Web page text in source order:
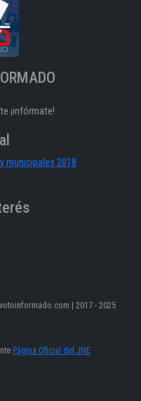
¡infórmate!
municipales 2018
| 2017 - 2025
Página Oficial del JNE